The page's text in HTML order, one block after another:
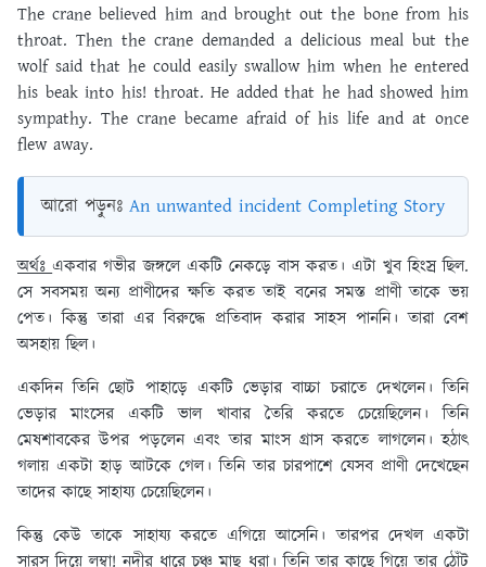
The crane believed him and brought out the bone from his
throat. Then the crane demanded a delicious meal but the
wolf said that he could easily swallow him when he entered
his beak into his! throat. He added that he had showed him
sympathy. The crane became afraid of his life and at once
flew away.
আরো পড়ুনঃ An unwanted incident Completing Story
অর্থঃএকবার গভীর জঙ্গলে একটি নেকড়ে বাস করত। এটা খুব হিংস্র ছিল.
সে সবসময় অন্য প্রাণীদের ক্ষতি করত তাই বনের সমস্ত প্রাণী তাকে ভয়
পেত। কিন্তু তারা এর বিরুদ্ধে প্রতিবাদ করার সাহস পাননি। তারা বেশ
অসহায় ছিল।
একদিন তিনি ছোট পাহাড়ে একটি ভেড়ার বাচ্চা চরাতে দেখলেন। তিনি
ভেড়ার মাংসের একটি ভাল খাবার তৈরি করতে চেয়েছিলেন। তিনি
মেষশাবকের উপর পড়লেন এবং তার মাংস গ্রাস করতে লাগলেন। হঠাৎ
গলায় একটা হাড় আটকে গেল। তিনি তার চারপাশে যেসব প্রাণী দেখেছেন
তাদের কাছে সাহায্য চেয়েছিলেন।
কিন্তু কেউ তাকে সাহায্য করতে এগিয়ে আসেনি। তারপর দেখল একটা
সারস দিয়ে লম্বা! নদীর ধারে চঞ্চু মাছ ধরা। তিনি তার কাছে গিয়ে তার ঠোঁট